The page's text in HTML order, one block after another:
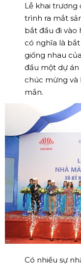
Lễ khai
trình ra mắt
bắt đầu đi vào
có nghĩa là
giống nhau
đầu một dự
chúc mừng và
mắn.
Có nhiều sự